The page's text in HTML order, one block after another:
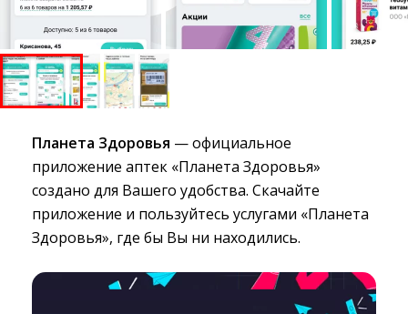
Планета Здоровья — официальное
приложение аптек «Планета Здоровья»
создано для Вашего удобства. Скачайте
приложение и пользуйтесь услугами «Планета
Здоровья», где бы Вы ни находились.